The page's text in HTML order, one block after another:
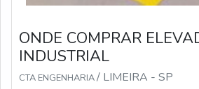
ONDE COMPRAR
INDUSTRIAL
CTA ENGENHARIA/ LIMEIRA - SP